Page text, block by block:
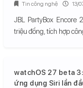
JBL PartyBox
triệu đồng, tích hợp
Tin công nghệ 13/
watchOS 27 beta
ứng dụng Siri lần